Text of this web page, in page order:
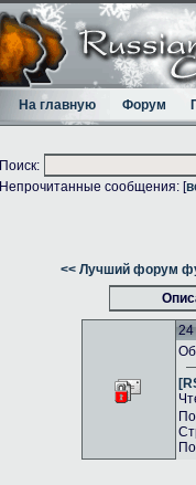
На главную Форум
Поиск:
Непрочитанные сообщения: [
<< Лучший форум